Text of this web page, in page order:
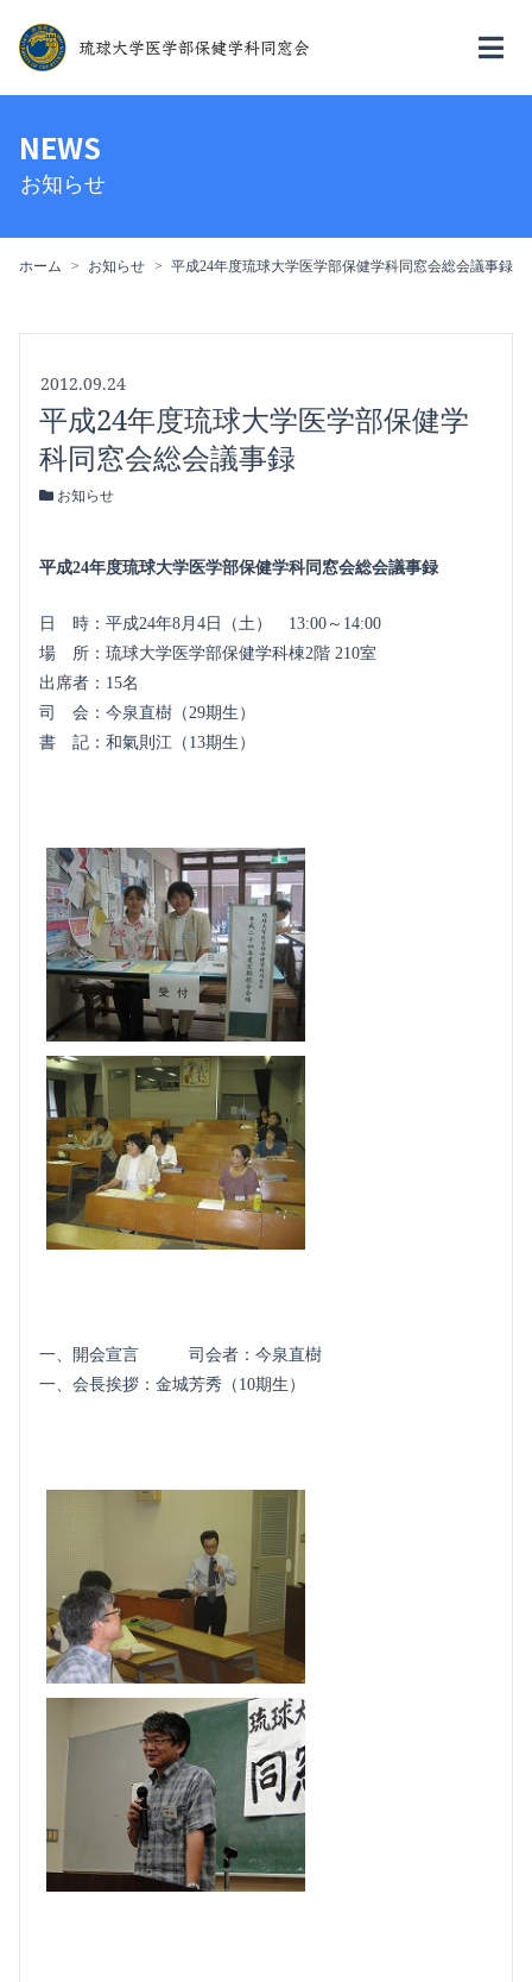
NEWS
お知らせ
ホーム お知らせ 平成24年度琉球大学医学部保健学科同窓会総会議事録
2012.09.24
平成24年度琉球大学医学部保健学
科同窓会総会議事録
お知らせ
平成24年度琉球大学医学部保健学科同窓会総会議事録
日 時：平成24年8月4日（土） 13:00～14:00
場 所：琉球大学医学部保健学科棟2階 210室
出席者：15名
司 会：今泉直樹（29期生）
書 記：和氣則江（13期生）
一、開会宣言 司会者：今泉直樹
一、会長挨拶：金城芳秀（10期生）